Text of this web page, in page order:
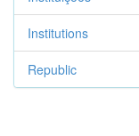
Institutions
Republic